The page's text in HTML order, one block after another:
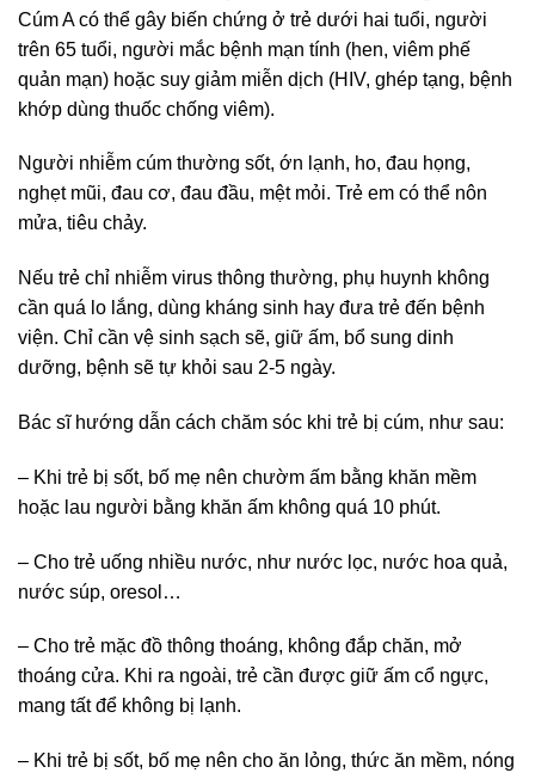
Cúm A có thể gây biến chứng ở trẻ dưới hai tuổi, người
trên 65 tuổi, người mắc bệnh mạn tính (hen, viêm phế
quản mạn) hoặc suy giảm miễn dịch (HIV, ghép tạng, bệnh
khớp dùng thuốc chống viêm).
Người nhiễm cúm thường sốt, ớn lạnh, ho, đau họng,
nghẹt mũi, đau cơ, đau đầu, mệt mỏi. Trẻ em có thể nôn
mửa, tiêu chảy.
Nếu trẻ chỉ nhiễm virus thông thường, phụ huynh không
cần quá lo lắng, dùng kháng sinh hay đưa trẻ đến bệnh
viện. Chỉ cần vệ sinh sạch sẽ, giữ ấm, bổ sung dinh
dưỡng, bệnh sẽ tự khỏi sau 2-5 ngày.
Bác sĩ hướng dẫn cách chăm sóc khi trẻ bị cúm, như sau:
– Khi trẻ bị sốt, bố mẹ nên chườm ấm bằng khăn mềm
hoặc lau người bằng khăn ấm không quá 10 phút.
– Cho trẻ uống nhiều nước, như nước lọc, nước hoa quả,
nước súp, oresol…
– Cho trẻ mặc đồ thông thoáng, không đắp chăn, mở
thoáng cửa. Khi ra ngoài, trẻ cần được giữ ấm cổ ngực,
mang tất để không bị lạnh.
– Khi trẻ bị sốt, bố mẹ nên cho ăn lỏng, thức ăn mềm, nóng